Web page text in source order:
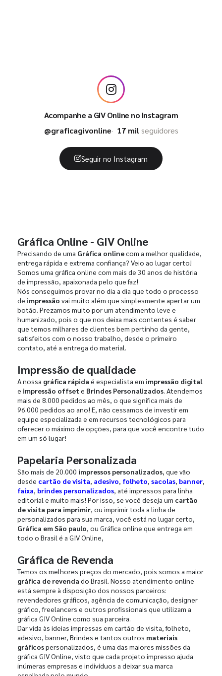
Acompanhe a GIV Online no Instagram
@graficagivonline
17 milseguidores
Seguir no Instagram
Gráfica Online - GIV Online
Precisando de uma Gráfica onlinecom a melhor qualidade,
entrega rápida e extrema confiança? Veio ao lugar certo!
Somos uma gráfica online com mais de 30 anos de história
de impressão, apaixonada pelo que faz!
Nós conseguimos provar no dia a dia que todo o processo
de impressão vai muito além que simplesmente apertar um
botão. Prezamos muito por um atendimento leve e
humanizado, pois o que nos deixa mais contentes é saber
que temos milhares de clientes bem pertinho da gente,
satisfeitos com o nosso trabalho, desde o primeiro
contato, até a entrega do material.
Impressão de qualidade
A nossa gráfica rápida é especialista em impressão digital
e impressão offset e Brindes Personalizados. Atendemos
mais de 8.000 pedidos ao mês, o que significa mais de
96.000 pedidos ao ano! E, não cessamos de investir em
equipe especializada e em recursos tecnológicos para
oferecer o máximo de opções, para que você encontre tudo
em um só lugar!
Papelaria Personalizada
São mais de 20.000 impressos personalizados, que vão
desde cartão de visita, adesivo, folheto, sacolas, banner,
faixa, brindes personalizados, até impressos para linha
editorial e muito mais! Por isso, se você deseja um cartão
de visita para imprimir, ou imprimir toda a linha de
personalizados para sua marca, você está no lugar certo,
Gráfica em São paulo, ou Gráfica online que entrega em
todo o Brasil é a GIV Online,
Gráfica de Revenda
Temos os melhores preços do mercado, pois somos a maior
gráfica de revenda do Brasil. Nosso atendimento online
está sempre à disposição dos nossos parceiros:
revendedores gráficos, agência de comunicação, designer
gráfico, freelancers e outros profissionais que utilizam a
gráfica GIV Online como sua parceira.
Dar vida às ideias impressas em cartão de visita, folheto,
adesivo, banner, Brindes e tantos outros materiais
gráficospersonalizados, é uma das maiores missões da
gráfica GIV Online, visto que cada projeto impresso ajuda
inúmeras empresas e indivíduos a deixar sua marca